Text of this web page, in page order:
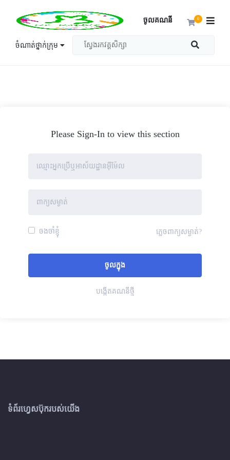
ចំណាត់ថ្នាក់ក្រុម
0
ចូលគណនី
Please Sign-In to view this section
ចងចាំខ្ញុំ ភ្លេចពាក្យសម្ងាត់?
បង្កើតគណនីថ្មី
ទំព័រហ្វេសប៊ុករបស់យើង